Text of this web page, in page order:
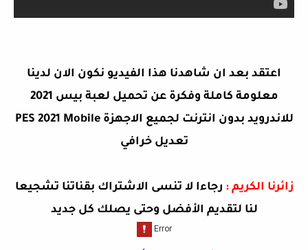
اعتقد بعد ان شاهدنا هذا الفيديو نكون الان لدينا
معلومة كاملة وفكرة عن
تحميل لعبة بيس 2021
للاندرويد بدون انترنت لجميع الاجهزة PES 2021 Mobile
تعديل خرافي
زائرنا الكريم : رجاءا لا تنسى الاشتراك بقناتنا تشجيعا
لنا لتقديم الأفضل وحتى يصلك كل جديد